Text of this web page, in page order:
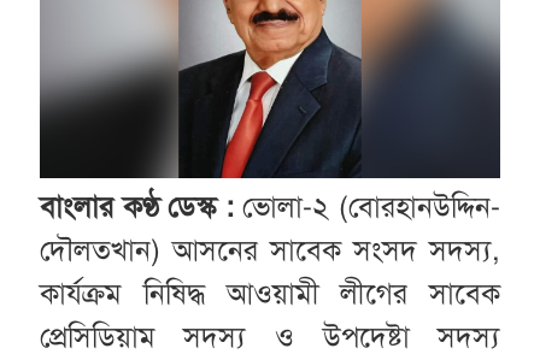
বাংলার কণ্ঠ ডেস্ক :ভোলা-২ (বোরহানউদ্দিন-
দৌলতখান) আসনের সাবেক সংসদ সদস্য,
কার্যক্রম নিষিদ্ধ আওয়ামী লীগের সাবেক
প্রেসিডিয়াম সদস্য ও উপদেষ্টা সদস্য